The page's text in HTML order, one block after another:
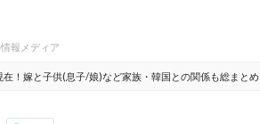
報メディア
在！嫁と子供(息子/娘)など家族・韓国との関係も総まとめ